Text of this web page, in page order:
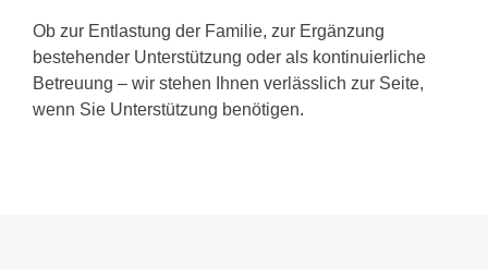
Ob zur Entlastung der Familie, zur Ergänzung
bestehender Unterstützung oder als kontinuierliche
Betreuung – wir stehen Ihnen verlässlich zur Seite,
wenn Sie Unterstützung benötigen.